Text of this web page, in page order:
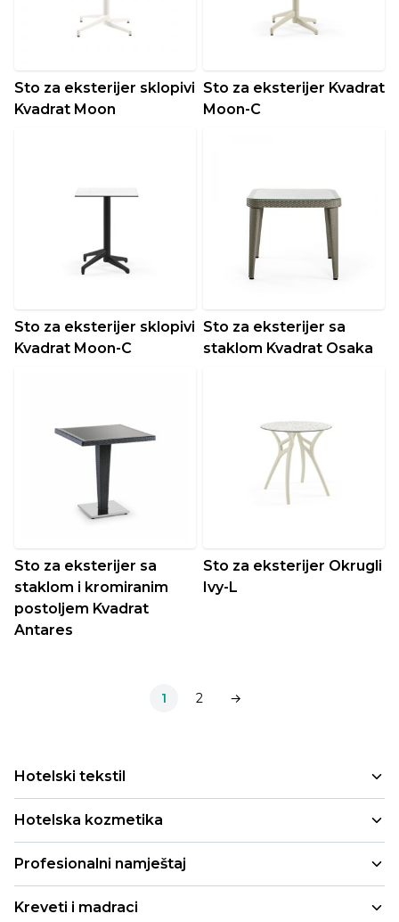
Hotelski tekstil
Jastuci i jorgani
Deke i prekrivači
Posteljina
Hotelska kozmetika
Refill i cartridge pakovanja
Profesionalna pakovanja
Profesionalni namještaj
Kreveti i madraci
Sto za eksterijer sklopivi
Kvadrat Moon
Sto za eksterijer Kvadrat
Moon-C
Sto za eksterijer sklopivi
Kvadrat Moon-C
Sto za eksterijer sa
staklom Kvadrat Osaka
Sto za eksterijer sa
staklom i kromiranim
postoljem Kvadrat
Antares
Sto za eksterijer Okrugli
Ivy-L
1 2 →